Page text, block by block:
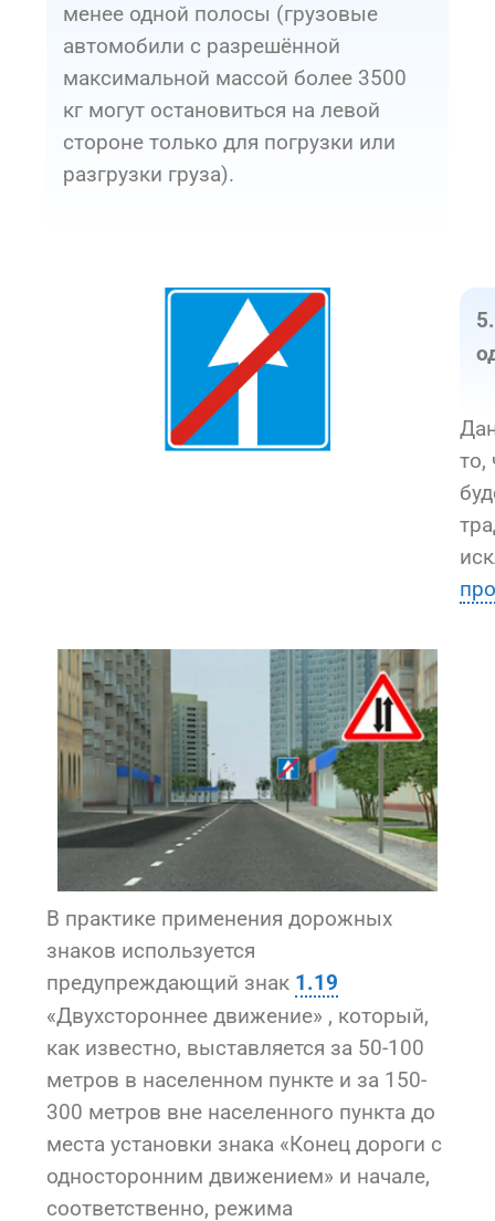
менее одной полосы (грузовые
автомобили с разрешённой
максимальной массой более 3500
кг могут остановиться на левой
стороне только для погрузки или
разгрузки груза).
то,
В практике применения дорожных
знаков используется
предупреждающий знак 1.19
«Двухстороннее движение» , который,
как известно, выставляется за 50-100
метров в населенном пункте и за 150-
300 метров вне населенного пункта до
места установки знака «Конец дороги с
односторонним движением» и начале,
соответственно, режима